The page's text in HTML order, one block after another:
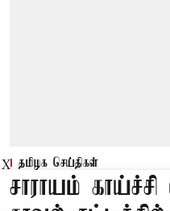
தமிழக செய்திகள்
சாராயம் காய்ச்சி
X